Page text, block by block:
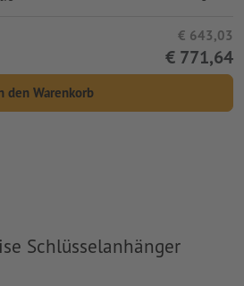
€ 643,03
€ 771,64
den Warenkorb
Schlüsselanhänger